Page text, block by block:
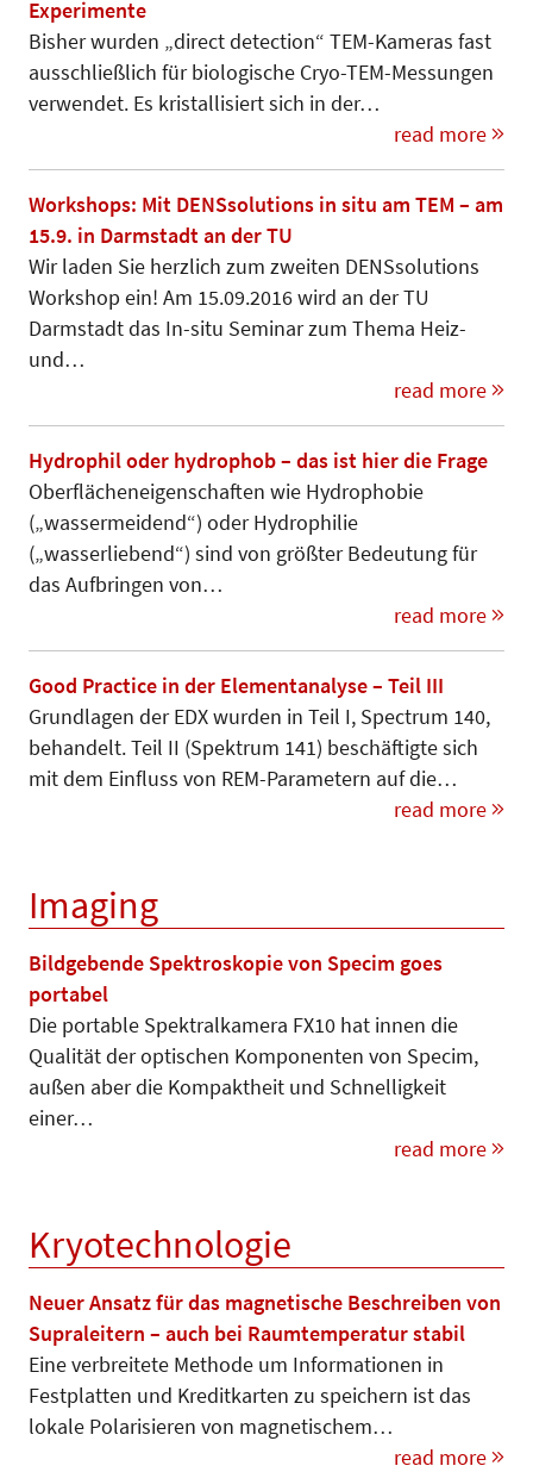
Experimente
Bisher wurden „direct detection“ TEM-Kameras fast
ausschließlich für biologische Cryo-TEM-Messungen
ver­­wen­det. Es kristallisiert sich in der…
read more
Workshops: Mit DENSsolutions in situ am TEM – am
15.9. in Darmstadt an der TU
Wir laden Sie herzlich zum zweiten DENSsolutions
Workshop ein! Am 15.09.2016 wird an der TU
Darmstadt das In-situ Seminar zum Thema Heiz-
und…
read more
Hydrophil oder hydrophob – das ist hier die Frage
Oberflächeneigenschaften wie Hy­dro­phobie
(„wassermeidend“) oder Hydrophilie
(„wasserliebend“) sind von größter Bedeutung für
das Auf­bringen von…
read more
Good Practice in der Elementanalyse – Teil III
Grundlagen der EDX wurden in Teil I, Spectrum 140,
behandelt. Teil II (Spektrum 141) beschäftigte sich
mit dem Einfluss von REM-Parametern auf die…
read more
Imaging
Bildgebende Spektroskopie von Specim goes
portabel
Die portable Spektralkamera FX10 hat innen die
Qualität der optischen Komponenten von Specim,
außen aber die Kom­paktheit und Schnelligkeit
einer…
read more
Kryotechnologie
Neuer Ansatz für das magnetische Beschreiben von
Supraleitern – auch bei Raumtemperatur stabil
Eine verbreitete Methode um In­for­ma­tionen in
Festplatten und Kredit­kar­­ten zu speichern ist das
lokale Po­larisieren von magneti­schem…
read more